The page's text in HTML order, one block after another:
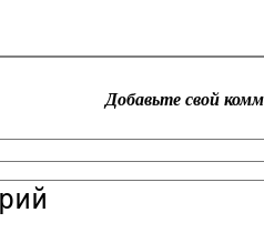
Добавьте свой